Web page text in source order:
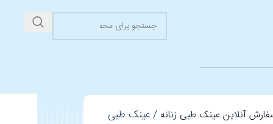
آنلاین عینک طبی زنانه
عینک طبی